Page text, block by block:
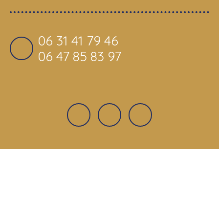
06 31 41 79 46
06 47 85 83 97